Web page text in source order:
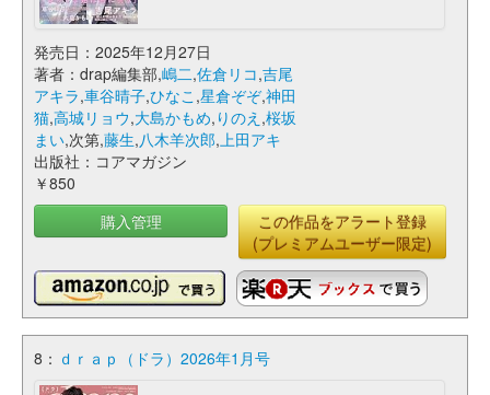
発売日：2025年12月27日
著者：drap編集部,嶋二,佐倉リコ,吉尾
アキラ,車谷晴子,ひなこ ,星倉ぞぞ,神田
猫,高城リョウ,大島かもめ, りのえ ,桜坂
まい,次第,藤生,八木羊次郎,上田アキ
出版社：コアマガジン
￥850
購入管理
この作品をアラート登録
(プレミアムユーザー限定)
8： ｄｒａｐ（ドラ）2026年1月号